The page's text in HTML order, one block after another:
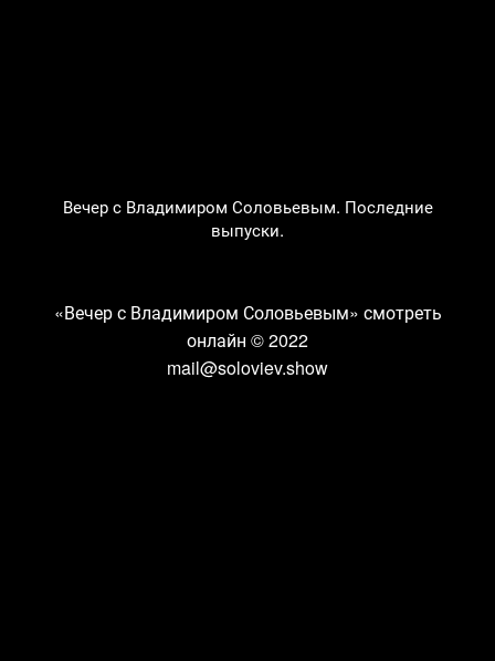
Вечер с Владимиром Соловьевым. Последние
выпуски.
«Вечер с Владимиром Соловьевым» смотреть
онлайн © 2022
mail@soloviev.show